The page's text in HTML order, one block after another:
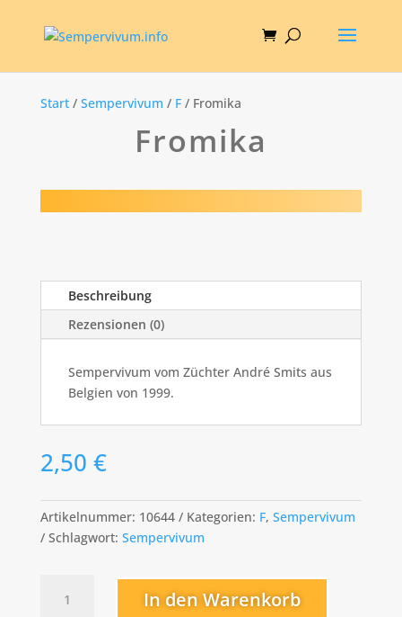
Start/ Sempervivum / F/ Fromika
Fromika
Beschreibung
Rezensionen (0)
Sempervivum vom Züchter André Smits aus
Belgien von 1999.
2,50 €
Artikelnummer: 10644 Kategorien: F, Sempervivum
Schlagwort: Sempervivum
Menge
In den Warenkorb